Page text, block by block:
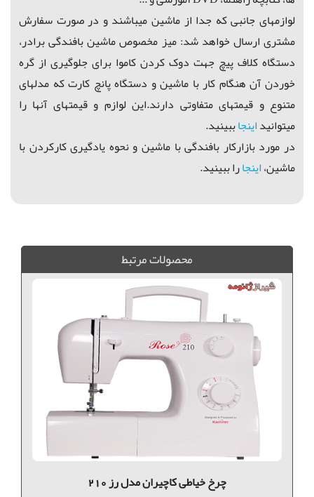
لوازمهای جانبی که جدا از ماشین میباشند و در صورت سفارش
مشتری ارسال خواهد شد: میز مخصوص ماشین بافندگی برادر،
دستگاه کلاف پیچ جهت دوک کردن کاموا برای جلوگیری از گره
خوردن آن هنگام کار با ماشینو دستگاه پانچ کارت که مدلهای
متنوع و قیمتهای متفاوتی دارند.این لوازم و قیمتهای آنها را
میتوانیداینجاببینید.
در مورد بازارکار بافندگی با ماشین و نحوه یادگیری کارکردن با
ماشین،اینجارا ببینید.
محصولات مرتبط
چرخ خیاطی کاچیران مدل رز 210